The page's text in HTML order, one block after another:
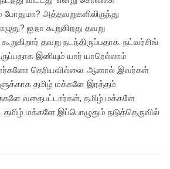
அத்தவறுகளிலிருந்து
ஐ.நா கூறுகிறது தவறு
கூறுகிறார் தவறு நடந்திருப்பதாக. நட்வர்சிங்
இனியும் யார் யாரெல்லாம்
தெரியவில்லை. ஆனால் இவர்கள்
தமிழ் மக்களே இரத்தம்
வதைபட்டார்கள், தமிழ் மக்களே
மக்களே இப்பொழுதும் நடுத்தெருவில்